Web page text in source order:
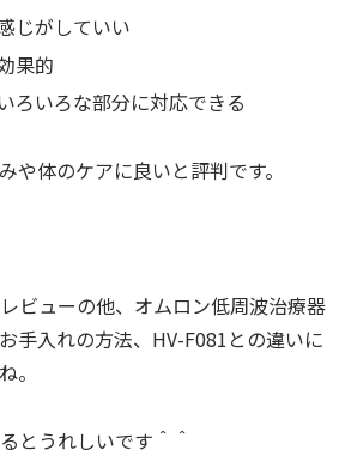
じがしていい
果的
ろいろな部分に対応できる
や体のケアに良いと評判です。
ビューの他、オムロン低周波治療器
手入れの方法、HV-F081との違いに
。
とうれしいです＾＾